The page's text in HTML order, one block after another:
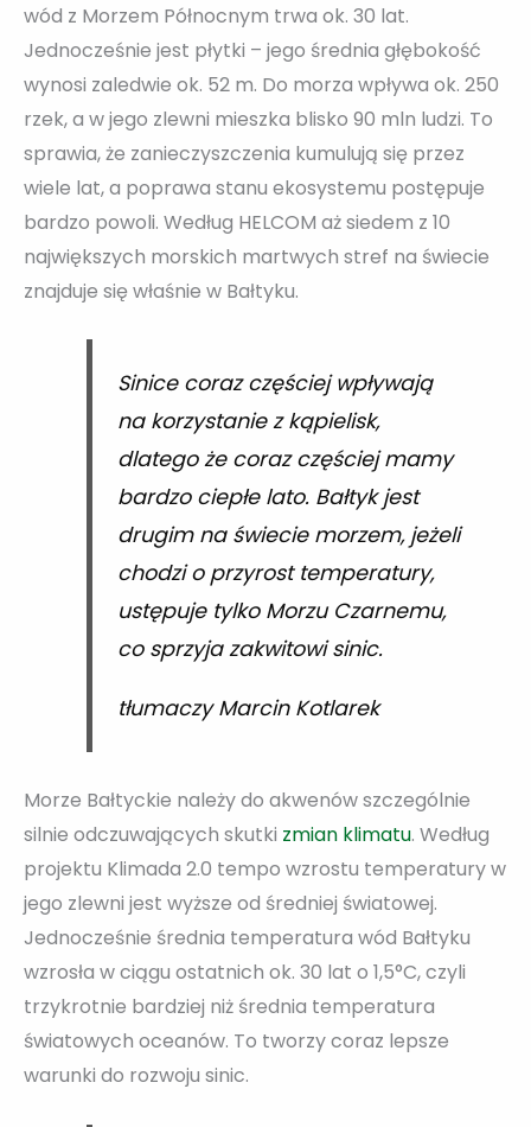
wód z Morzem Północnym trwa ok. 30 lat.
Jednocześnie jest płytki – jego średnia głębokość
wynosi zaledwie ok. 52 m. Do morza wpływa ok. 250
rzek, a w jego zlewni mieszka blisko 90 mln ludzi. To
sprawia, że zanieczyszczenia kumulują się przez
wiele lat, a poprawa stanu ekosystemu postępuje
bardzo powoli. Według HELCOM aż siedem z 10
największych morskich martwych stref na świecie
znajduje się właśnie w Bałtyku.
Sinice coraz częściej wpływają
na korzystanie z kąpielisk,
dlatego że coraz częściej mamy
bardzo ciepłe lato. Bałtyk jest
drugim na świecie morzem, jeżeli
chodzi o przyrost temperatury,
ustępuje tylko Morzu Czarnemu,
co sprzyja zakwitowi sinic.
tłumaczy Marcin Kotlarek
Morze Bałtyckie należy do akwenów szczególnie
silnie odczuwających skutki zmian klimatu. Według
projektu Klimada 2.0 tempo wzrostu temperatury w
jego zlewni jest wyższe od średniej światowej.
Jednocześnie średnia temperatura wód Bałtyku
wzrosła w ciągu ostatnich ok. 30 lat o 1,5°C, czyli
trzykrotnie bardziej niż średnia temperatura
światowych oceanów. To tworzy coraz lepsze
warunki do rozwoju sinic.